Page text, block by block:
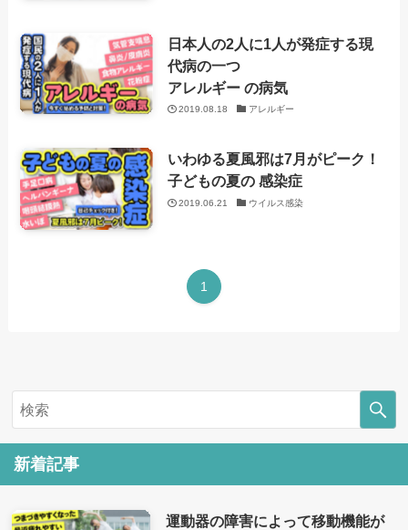
日本人の2人に1人が発症する現
代病の一つ
アレルギー の病気
2019.08.18 アレルギー
いわゆる夏風邪は7月がピーク！
子どもの夏の 感染症
2019.06.21 ウイルス感染
1
新着記事
運動器の障害によって移動機能が